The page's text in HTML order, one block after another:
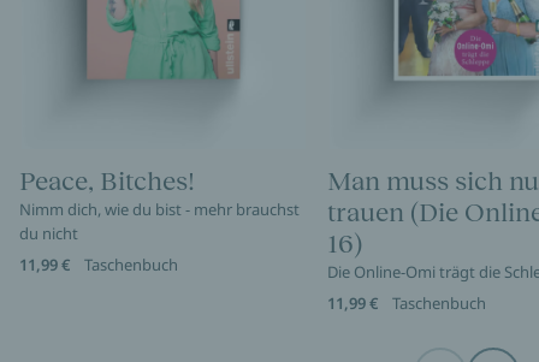
Peace, Bitches!
Nimm dich, wie du bist - mehr brauchst
du nicht
11,99 €
Taschenbuch
Man muss sich
trauen (Die
16)
Die Online-Omi trägt die
11,99 €
Taschenbuch